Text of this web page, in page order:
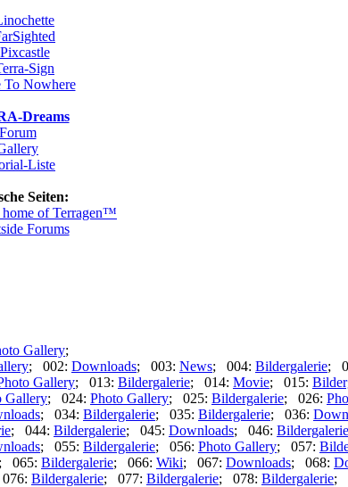
Dreams
Forum
Liste
Seiten:
home of Terragen™
Forums
Gallery;
; 002: Downloads; 003: News; 004: Bildergalerie;
Gallery; 013: Bildergalerie; 014: Movie; 015:
Gallery; 024: Photo Gallery; 025: Bildergalerie; 026:
; 034: Bildergalerie; 035: Bildergalerie; 036:
; 044: Bildergalerie; 045: Downloads; 046: Bildergalerie
; 055: Bildergalerie; 056: Photo Gallery; 057:
; 065: Bildergalerie; 066: Wiki; 067: Downloads; 068:
Bildergalerie; 077: Bildergalerie; 078: Bildergalerie;